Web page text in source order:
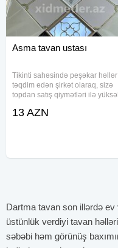
Asma tavan ustası
Tikinti sahəsində peşəkar həllər
təqdim edən şirkət olaraq, sizə
topdan satış qiymətləri ilə
təklif edirik. Asma tavanlar
13 AZN
Dartma tavan son illərdə
üstünlük verdiyi tavan
səbəbi həm görünüş